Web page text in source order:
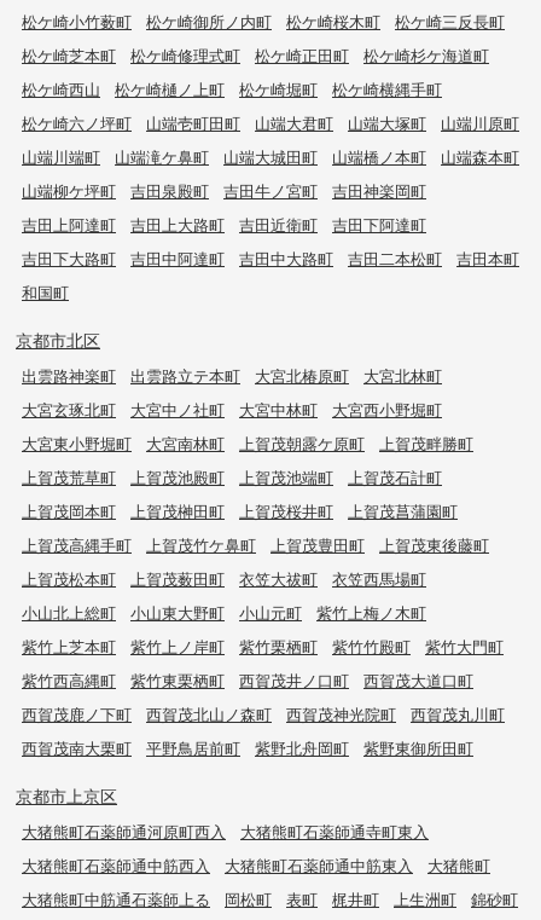
松ケ崎小竹薮町
松ケ崎御所ノ内町 松ケ崎桜木町
松ケ崎三反長町
松ケ崎芝本町
松ケ崎修理式町 松ケ崎正田町
松ケ崎杉ケ海道町
松ケ崎西山
松ケ崎樋ノ上町 松ケ崎堀町
松ケ崎横縄手町
松ケ崎六ノ坪町
山端壱町田町 山端大君町 山端大塚町
山端川原町
山端川端町
山端滝ケ鼻町 山端大城田町 山端橋ノ本町
山端森本町
山端柳ケ坪町
吉田泉殿町 吉田牛ノ宮町
吉田神楽岡町
吉田上阿達町
吉田上大路町 吉田近衛町
吉田下阿達町
吉田下大路町
吉田中阿達町 吉田中大路町 吉田二本松町
吉田本町
和国町
京都市北区
出雲路神楽町 出雲路立テ本町 大宮北椿原町
大宮北林町
大宮玄琢北町
大宮中ノ社町 大宮中林町
大宮西小野堀町
大宮東小野堀町
大宮南林町 上賀茂朝露ケ原町
上賀茂畔勝町
上賀茂荒草町
上賀茂池殿町 上賀茂池端町
上賀茂石計町
上賀茂岡本町
上賀茂榊田町 上賀茂桜井町
上賀茂菖蒲園町
上賀茂高縄手町
上賀茂竹ケ鼻町 上賀茂豊田町
上賀茂東後藤町
上賀茂松本町
上賀茂薮田町 衣笠大祓町
衣笠西馬場町
小山北上総町
小山東大野町 小山元町
紫竹上梅ノ木町
紫竹上芝本町
紫竹上ノ岸町 紫竹栗栖町 紫竹竹殿町
紫竹大門町
紫竹西高縄町
紫竹東栗栖町 西賀茂井ノ口町
西賀茂大道口町
西賀茂鹿ノ下町
西賀茂北山ノ森町 西賀茂神光院町
西賀茂丸川町
西賀茂南大栗町
平野鳥居前町 紫野北舟岡町 紫野東御所田町
京都市上京区
大猪熊町石薬師通河原町西入
大猪熊町石薬師通寺町東入
大猪熊町石薬師通中筋西入
大猪熊町石薬師通中筋東入
大猪熊町
大猪熊町中筋通石薬師上る
岡松町 表町 梶井町 上生洲町
錦砂町